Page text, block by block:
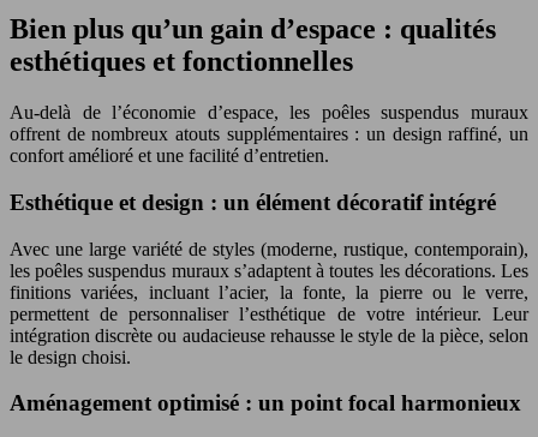
Bien plus qu’un gain d’espace : qualités
esthétiques et fonctionnelles
Au-delà de l’économie d’espace, les poêles suspendus muraux
offrent de nombreux atouts supplémentaires : un design raffiné, un
confort amélioré et une facilité d’entretien.
Esthétique et design : un élément décoratif intégré
Avec une large variété de styles (moderne, rustique, contemporain),
les poêles suspendus muraux s’adaptent à toutes les décorations. Les
finitions variées, incluant l’acier, la fonte, la pierre ou le verre,
permettent de personnaliser l’esthétique de votre intérieur. Leur
intégration discrète ou audacieuse rehausse le style de la pièce, selon
le design choisi.
Aménagement optimisé : un point focal harmonieux